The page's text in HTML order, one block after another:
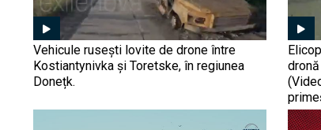
Vehicule rusești lovite de drone între
Kostiantynivka și Toretske, în regiunea
Donețk.